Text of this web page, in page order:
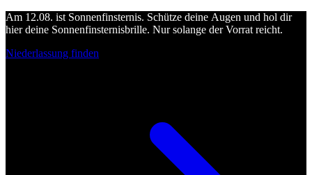
Am 12.08. ist Sonnenfinsternis. Schütze deine Augen und hol dir
hier deine Sonnenfinsternisbrille. Nur solange der Vorrat reicht.
Niederlassung finden